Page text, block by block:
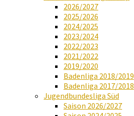
2026/2027
2025/2026
2024/2025
2023/2024
2022/2023
2021/2022
2019/2020
Badenliga 2018/2019
Badenliga 2017/2018
Jugendbundesliga Süd
Saison 2026/2027